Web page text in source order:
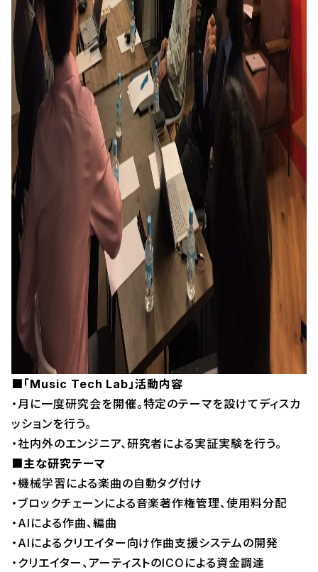
■「Music Tech Lab」活動内容
・月に一度研究会を開催。特定のテーマを設けてディスカ
ッションを行う。
・社内外のエンジニア、研究者による実証実験を行う。
■主な研究テーマ
・機械学習による楽曲の自動タグ付け
・ブロックチェーンによる音楽著作権管理、使用料分配
・AIによる作曲、編曲
・AIによるクリエイター向け作曲支援システムの開発
・クリエイター、アーティストのICOによる資金調達